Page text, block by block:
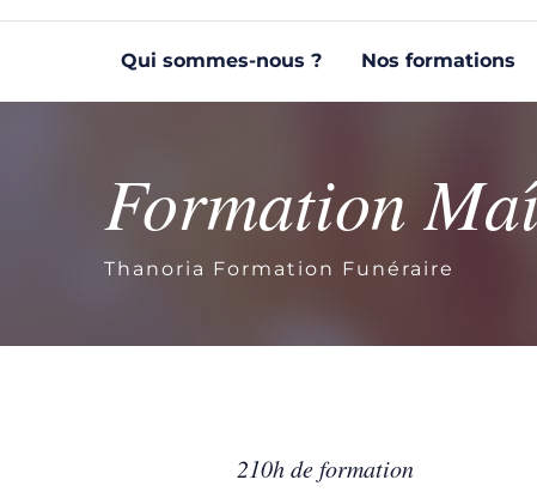
Qui sommes-nous ? Nos formations
Formation
Thanoria Formation Funéraire
210h de formation